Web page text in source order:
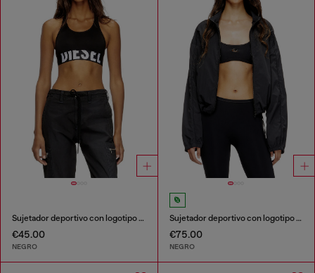
Sujetador deportivo con logotipo recortado
€45.00
NEGRO
Sujetador deportivo con logotipo recortado
€75.00
NEGRO